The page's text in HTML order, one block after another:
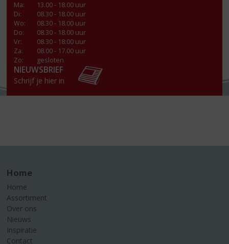
Ma:
13.00 - 18.00 uur
Di:
08.30 - 18.00 uur
Wo:
08.30 - 18.00 uur
Do:
08.30 - 18.00 uur
Vr:
08.30 - 18:00 uur
Za:
08.00 - 17.00 uur
Zo:
gesloten
NIEUWSBRIEF
Schrijf je hier in
Home
Home
Assortiment
Over ons
Nieuws
Inspiratie
Contact